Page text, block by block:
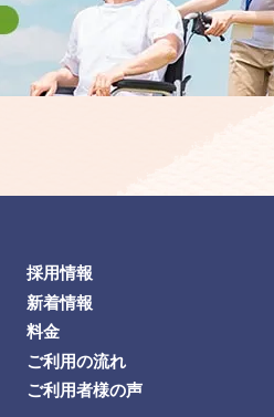
採用情報
新着情報
料金
ご利用の流れ
ご利用者様の声